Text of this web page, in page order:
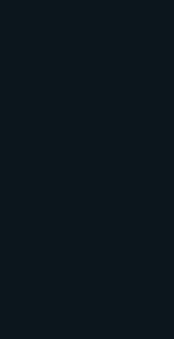
de verticale
laagste punt van
van de onder
zonder rekening te
aan het vaartuig
de aangenomen
moet zijn als
geldt; voor de
aan andere